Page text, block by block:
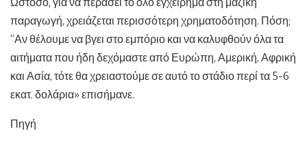
παραγωγή, χρειάζεται περισσότερη χρηματοδότηση. Πόση;
“Αν θέλουμε να βγει στο εμπόριο και να καλυφθούν όλα τα
αιτήματα που ήδη δεχόμαστε από Ευρώπη, Αμερική, Αφρική
και Ασία, τότε θα χρειαστούμε σε αυτό το στάδιο περί τα 5-6
εκατ. δολάρια» επισήμανε.
Πηγή